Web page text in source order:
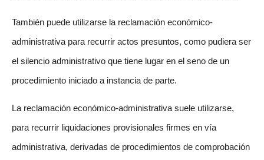
También puede utilizarse la reclamación económico-
administrativa para recurrir actos presuntos, como pudiera ser
el silencio administrativo que tiene lugar en el seno de un
procedimiento iniciado a instancia de parte.
La reclamación económico-administrativa suele utilizarse,
para recurrir liquidaciones provisionales firmes en vía
administrativa, derivadas de procedimientos de comprobación